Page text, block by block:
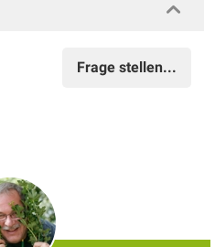
Frage stellen...